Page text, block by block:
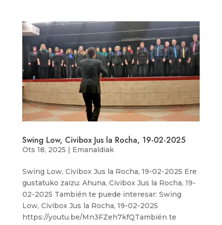
Swing Low, Civibox Jus la Rocha, 19-02-2025
Ots 18, 2025 | Emanaldiak
Swing Low, Civibox Jus la Rocha, 19-02-2025 Ere
gustatuko zaizu: Ahuna, Civibox Jus la Rocha, 19-
02-2025 También te puede interesar: Swing
Low, Civibox Jus la Rocha, 19-02-2025
https://youtu.be/Mn3FZeh7kfQTambién te